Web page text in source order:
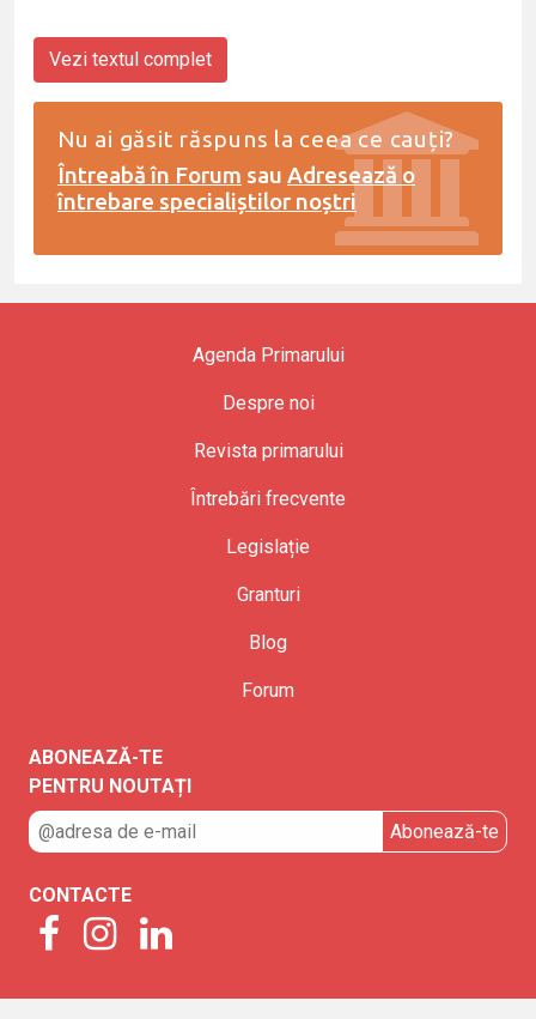
Vezi textul complet
Nu ai găsit răspuns la ceea ce cauți?
Întreabă în Forum sau Adresează o
întrebare specialiștilor noștri
Agenda Primarului
Despre noi
Revista primarului
Întrebări frecvente
Legislație
Granturi
Blog
Forum
ABONEAZĂ-TE
PENTRU NOUTAȚI
CONTACTE